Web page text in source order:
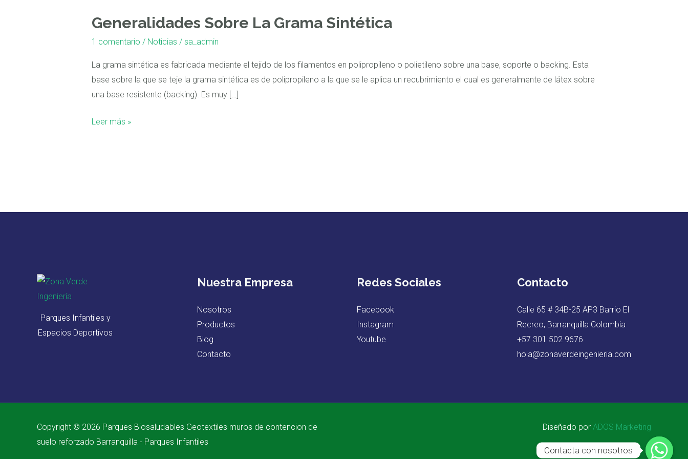
Generalidades Sobre La Grama Sintética
1 comentario / Noticias / sa_admin
La grama sintética es fabricada mediante el tejido de los filamentos en polipropileno o polietileno sobre una base, soporte o backing. Esta
base sobre la que se teje la grama sintética es de polipropileno a la que se le aplica un recubrimiento el cual es generalmente de látex sobre
una base resistente (backing). Es muy […]
La
Grama
Leer más »
Parques Infantiles y
Espacios Deportivos
Nuestra Empresa
Nosotros
Productos
Blog
Contacto
Redes Sociales
Facebook
Instagram
Youtube
Contacto
Calle 65 # 34B-25 AP3 Barrio El
Recreo, Barranquilla Colombia
+57 301 502 9676
hola@zonaverdeingenieria.com
Copyright © 2026 Parques Biosaludables Geotextiles muros de contencion de
suelo reforzado Barranquilla - Parques Infantiles
Diseñado por ADOS Marketing
Contacta con nosotros